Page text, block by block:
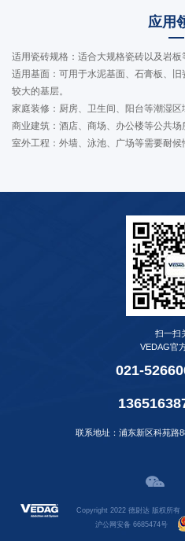
应用
适用瓷砖规格：适合大规格瓷砖以及岩板
适用基面：可用于水泥基面、石膏板、
较大的基层。
家庭装修：厨房、卫生间、阳台等潮湿区
商业建筑：酒店、商场、办公楼等公共场
室外工程：外墙、泳池、广场等需要耐候
扫一扫
VEDAG官
021-
联系地址：浦东新区科苑路
Copyright 2022 德尉达 版权所有
沪公网安备 6685474号